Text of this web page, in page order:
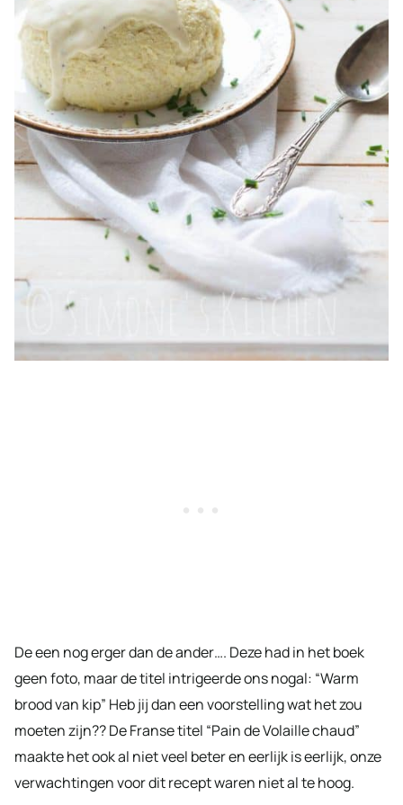
De een nog erger dan de ander…. Deze had in het boek
geen foto, maar de titel intrigeerde ons nogal: “Warm
brood van kip” Heb jij dan een voorstelling wat het zou
moeten zijn?? De Franse titel “Pain de Volaille chaud”
maakte het ook al niet veel beter en eerlijk is eerlijk, onze
verwachtingen voor dit recept waren niet al te hoog.